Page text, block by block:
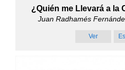
¿Quién me Llevará a la
Juan Radhamés
Ver